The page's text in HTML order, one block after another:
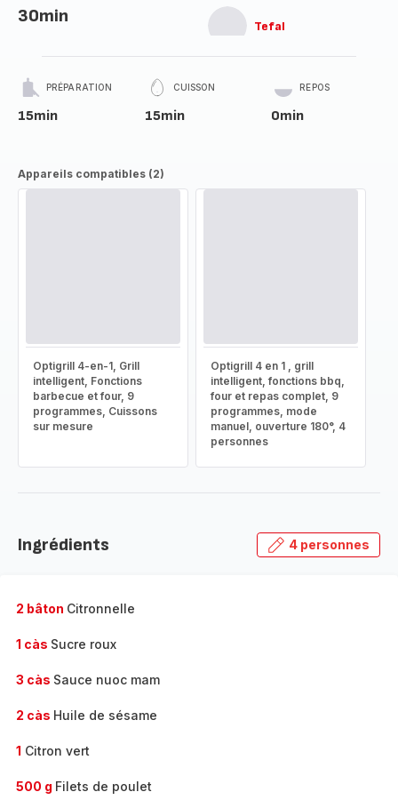
30min Tefal
PRÉPARATION
15min
CUISSON
15min
REPOS
0min
Appareils compatibles (2)
Optigrill 4-en-1, Grill
intelligent, Fonctions
barbecue et four, 9
programmes, Cuissons
sur mesure
Optigrill 4 en 1 , grill
intelligent, fonctions bbq,
four et repas complet, 9
programmes, mode
manuel, ouverture 180°, 4
personnes
Ingrédients 4 personnes
2 bâton Citronnelle
1 càs Sucre roux
3 càs Sauce nuoc mam
2 càs Huile de sésame
1 Citron vert
500 g Filets de poulet